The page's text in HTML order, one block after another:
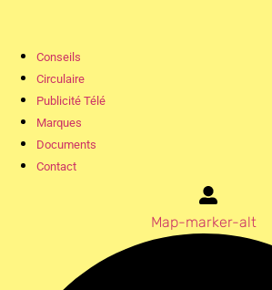
Conseils
Circulaire
Publicité Télé
Marques
Documents
Contact
Map-marker-alt